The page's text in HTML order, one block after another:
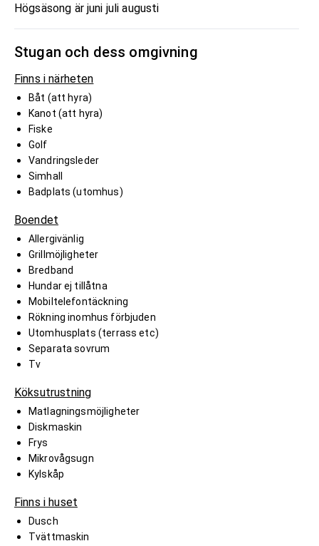
Högsäsong är juni juli augusti
Stugan och dess omgivning
Finns i närheten
Båt (att hyra)
Kanot (att hyra)
Fiske
Golf
Vandringsleder
Simhall
Badplats (utomhus)
Boendet
Allergivänlig
Grillmöjligheter
Bredband
Hundar ej tillåtna
Mobiltelefontäckning
Rökning inomhus förbjuden
Utomhusplats (terrass etc)
Separata sovrum
Tv
Köksutrustning
Matlagningsmöjligheter
Diskmaskin
Frys
Mikrovågsugn
Kylskåp
Finns i huset
Dusch
Tvättmaskin